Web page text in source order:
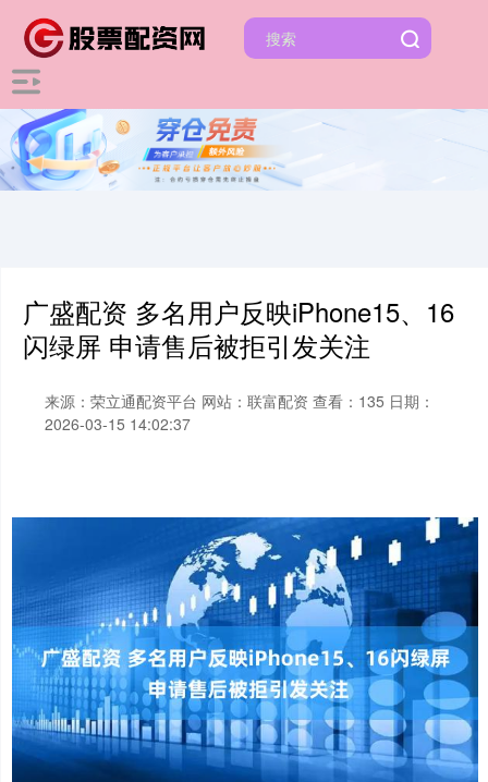
广盛配资 多名用户反映iPhone15、16
闪绿屏 申请售后被拒引发关注
来源：荣立通配资平台 网站：联富配资 查看：135 日期：
2026-03-15 14:02:37